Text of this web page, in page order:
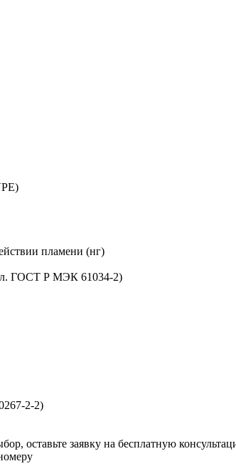
пламени (нг)
ГОСТ Р МЭК 61034-2)
2-2)
оставьте заявку на бесплатную